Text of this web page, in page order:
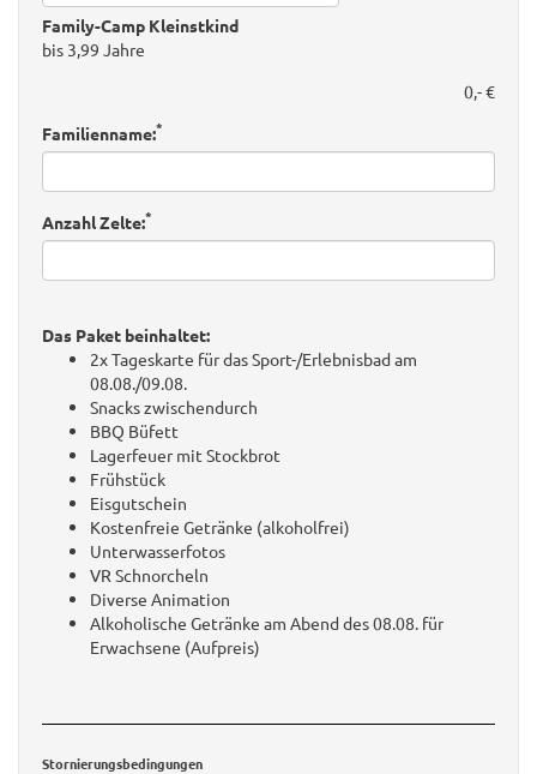
Family-Camp Kleinstkind
bis 3,99 Jahre
0,- €
Familienname:*
Anzahl Zelte:*
Das Paket beinhaltet:
2x Tageskarte für das Sport-/Erlebnisbad am
08.08./09.08.
Snacks zwischendurch
BBQ Büfett
Lagerfeuer mit Stockbrot
Frühstück
Eisgutschein
Kostenfreie Getränke (alkoholfrei)
Unterwasserfotos
VR Schnorcheln
Diverse Animation
Alkoholische Getränke am Abend des 08.08. für
Erwachsene (Aufpreis)
Stornierungsbedingungen